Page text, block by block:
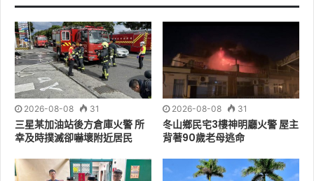
想要獲得「減碳好市券」的朋友，可循以下方式領取：
■南館市場(地下室)
2026-08-08 31
三星某加油站後方倉庫火警 所
幸及時撲滅卻嚇壞附近居民
2026-08-08 31
冬山鄉民宅3樓神明廳火警 屋主
背著90歲老母逃命